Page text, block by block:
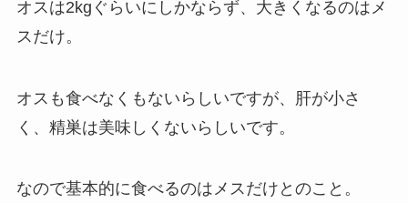
オスは2kgぐらいにしかならず、大きくなるのはメ
スだけ。
オスも食べなくもないらしいですが、肝が小さ
く、精巣は美味しくないらしいです。
なので基本的に食べるのはメスだけとのこと。